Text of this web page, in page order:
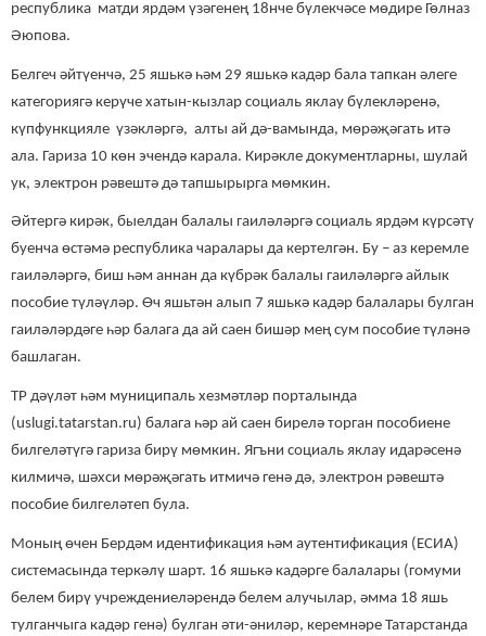
республика матди ярдәм үзәгенең 18нче бүлекчәсе мөдире Гөлназ
Әюпова.
Белгеч әйтүенчә, 25 яшькә һәм 29 яшькә кадәр бала тапкан әлеге
категориягә керүче хатын-кызлар социаль яклау бүлекләренә,
күпфункцияле үзәкләргә, алты ай дә-вамында, мөрәҗәгать итә
ала. Гариза 10 көн эчендә карала. Кирәкле документларны, шулай
ук, электрон рәвештә дә тапшырырга мөмкин.
Әйтергә кирәк, быелдан балалы гаиләләргә социаль ярдәм күрсәтү
буенча өстәмә республика чаралары да кертелгән. Бу – аз керемле
гаиләләргә, биш һәм аннан да күбрәк балалы гаиләләргә айлык
пособие түләүләр. Өч яшьтән алып 7 яшькә кадәр балалары булган
гаиләләрдәге һәр балага да ай саен бишәр мең сум пособие түләнә
башлаган.
ТР дәүләт һәм муниципаль хезмәтләр порталында
(uslugi.tatarstan.ru) балага һәр ай саен бирелә торган пособиене
билгеләтүгә гариза бирү мөмкин. Ягъни социаль яклау идарәсенә
килмичә, шәхси мөрәҗәгать итмичә генә дә, электрон рәвештә
пособие билгеләтеп була.
Моның өчен Бердәм идентификация һәм аутентификация (ЕСИА)
системасында теркәлү шарт. 16 яшькә кадәрге балалары (гомуми
белем бирү учреждениеләрендә белем алучылар, әмма 18 яшь
тулганчыга кадәр генә) булган әти-әниләр, керемнәре Татарстанда